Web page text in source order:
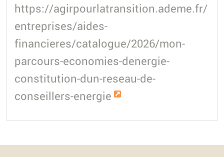
https://agirpourlatransition.ademe.fr/
entreprises/aides-
financieres/catalogue/2026/mon-
parcours-economies-denergie-
constitution-dun-reseau-de-
conseillers-energie